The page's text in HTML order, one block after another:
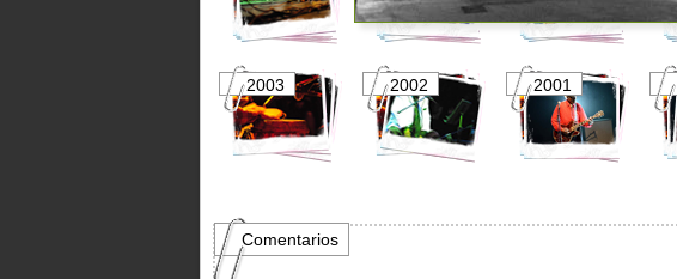
2003 2002 2001
Comentarios